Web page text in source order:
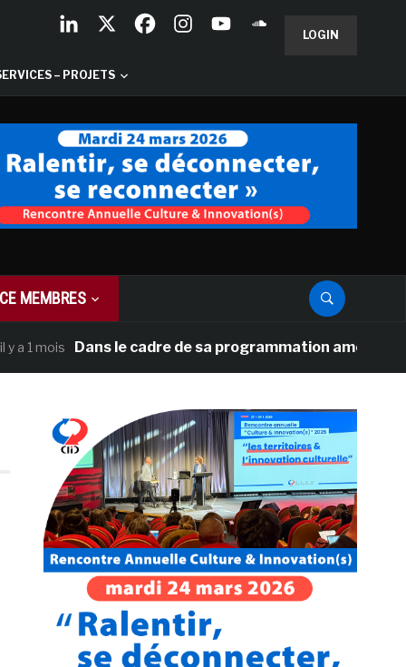
LOGIN
– PROJETS
MEMBRES
Dans le cadre de sa programmation américaine,